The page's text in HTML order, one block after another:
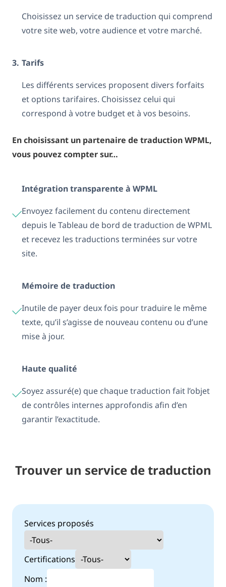
Choisissez un service de traduction qui comprend
votre site web, votre audience et votre marché.
3. Tarifs
Les différents services proposent divers forfaits
et options tarifaires. Choisissez celui qui
correspond à votre budget et à vos besoins.
En choisissant un partenaire de traduction WPML,
vous pouvez compter sur…
Intégration transparente à WPML
Envoyez facilement du contenu directement
depuis le Tableau de bord de traduction de WPML
et recevez les traductions terminées sur votre
site.
Mémoire de traduction
Inutile de payer deux fois pour traduire le même
texte, qu’il s’agisse de nouveau contenu ou d’une
mise à jour.
Haute qualité
Soyez assuré(e) que chaque traduction fait l’objet
de contrôles internes approfondis afin d’en
garantir l’exactitude.
Trouver un service de traduction
Services proposés
Certifications
Nom :